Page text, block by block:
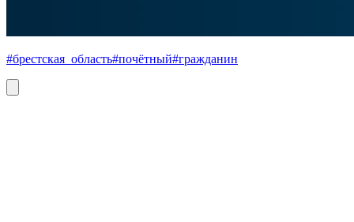
#брестская_область#почётный#гражданин